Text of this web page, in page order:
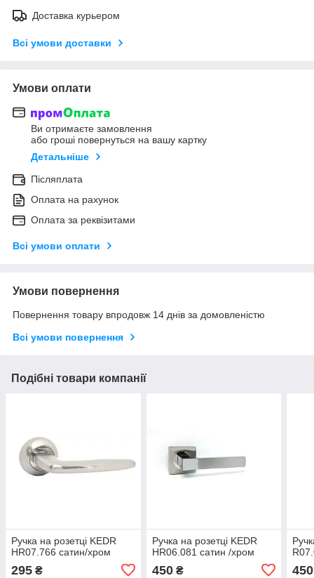
Доставка курьером
Всі умови доставки
Умови оплати
Ви отримаєте замовлення
або гроші повернуться на вашу картку
Детальніше
Післяплата
Оплата на рахунок
Оплата за реквізитами
Всі умови оплати
Умови повернення
Повернення товару впродовж 14 днів за домовленістю
Всі умови повернення
Подібні товари компанії
Ручка на розетці KEDR
HR07.766 сатин/хром
295 ₴
Ручка на розетці KEDR
HR06.081 сатин /хром
450₴ 450